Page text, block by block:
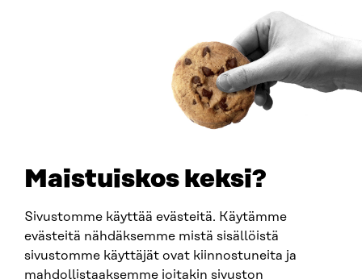
Maistuiskos keksi?
Sivustomme käyttää evästeitä. Käytämme
evästeitä nähdäksemme mistä sisällöistä
sivustomme käyttäjät ovat kiinnostuneita ja
mahdollistaaksemme joitakin sivuston
SITRA SOSIAALISESSA MEDIASSA
LinkedIn